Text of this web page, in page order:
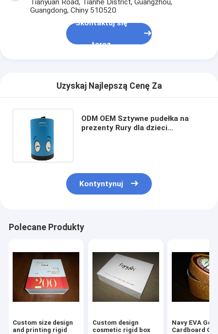
Guangdong, Chiny 510520
Skontaktuj się
teraz
Uzyskaj Najlepszą Cenę Za
ODM OEM Sztywne pudełka na
prezenty Rury dla dzieci
Kontyntynuj
Polecane Produkty
Custom size design
and printing rigid
Custom design
cosmetic rigid box
Navy EVA Gold
Cardboard